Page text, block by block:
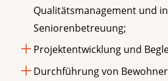
Qualitätsmanagement und
Seniorenbetreuung;
Projektentwicklung und
Durchführung von